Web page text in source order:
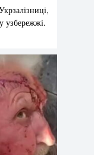
узбережжі.